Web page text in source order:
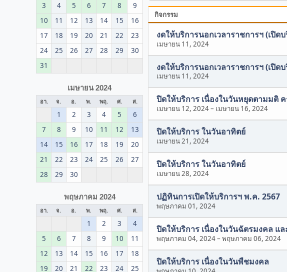
3
4 5 6 7 8
9
10
11 12 13 14 15
16
17
18 19 20 21 22
23
24
25 26 27 28 29
30
31
เมษายน 2024
อา. จ. อ. พ. พฤ. ศ. ส.
1 2 3 4 5
6
7
8 9 10 11 12
13
14
15 16 17 18 19
20
21
22 23 24 25 26
27
28
29 30
พฤษภาคม 2024
อา. จ. อ. พ. พฤ. ศ. ส.
1 2 3
4
5
6 7 8 9 10
11
12
13 14 15 16 17
18
19
20 21 22 23 24 25
กิจกรรม
งดให้บริการนอกเวลาราชการฯ (เปิด
เมษายน 11, 2024
งดให้บริการนอกเวลาราชการฯ (เปิด
เมษายน 11, 2024
ปิดให้บริการ เนื่องในวันหยุดตามมติ
เมษายน 12, 2024– เมษายน 16, 2024
ปิดให้บริการ ในวันอาทิตย์
เมษายน 21, 2024
ปิดให้บริการ ในวันอาทิตย์
เมษายน 28, 2024
ปฏิทินการเปิดให้บริการฯ พ.ค. 2567
พฤษภาคม 01, 2024
ปิดให้บริการ เนื่องในวันฉัตรมงคล แ
พฤษภาคม 04, 2024– พฤษภาคม 06, 2024
ปิดให้บริการ เนื่องในวันพืชมงคล